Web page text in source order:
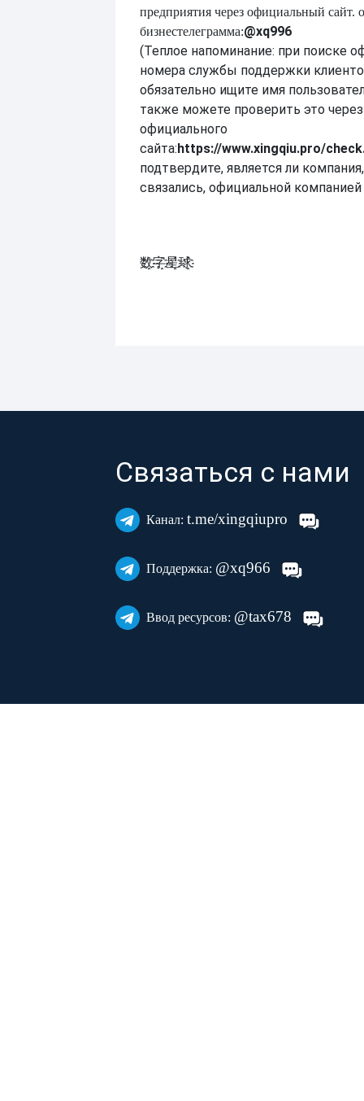
предприятия через официальный сайт.
бизнестелеграмма:@xq996
(Теплое напоминание: при поиске
номера службы поддержки
обязательно ищите имя
также можете проверить это
официального
сайта:https://www.xingqiu.pro/
подтвердите, является ли
связались, официальной
数҈字҈星҈球҈͏
Связаться с нами
Канал: t.me/xingqiupro
Поддержка: @xq966
Ввод ресурсов: @tax678